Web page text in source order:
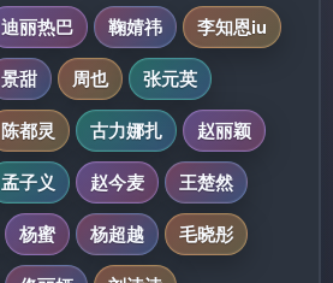
迪丽热巴 鞠婧祎
李知恩iu
景甜 周也
张元英
陈都灵 古力娜扎
赵丽颖
孟子义 赵今麦
王楚然
杨蜜 杨超越
毛晓彤